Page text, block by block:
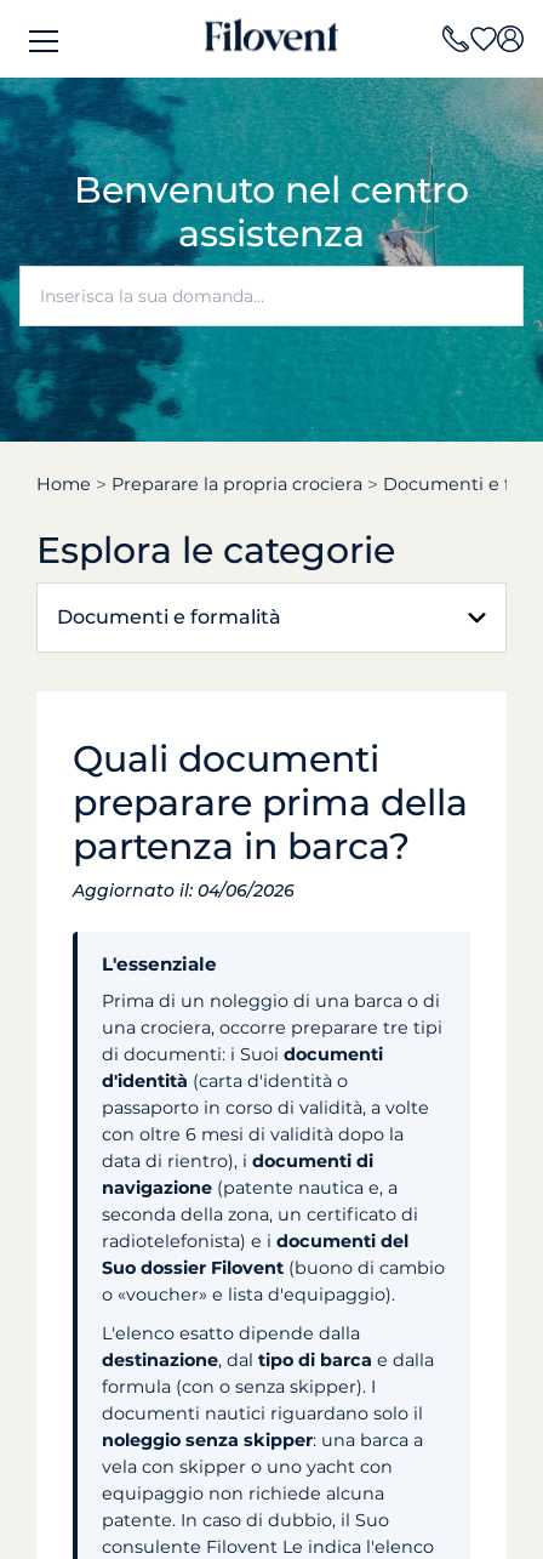
Benvenuto nel centro
assistenza
Home Preparare la propria crociera Documenti e
Esplora le categorie
Documenti e formalità
Quali documenti
preparare prima della
partenza in barca?
Aggiornato il: 04/06/2026
L'essenziale
Prima di un noleggio di una barca o di
una crociera, occorre preparare tre tipi
di documenti: i Suoi documenti
d'identità (carta d'identità o
passaporto in corso di validità, a volte
con oltre 6 mesi di validità dopo la
data di rientro), i documenti di
navigazione (patente nautica e, a
seconda della zona, un certificato di
radiotelefonista) e i documenti del
Suo dossier Filovent (buono di cambio
o «voucher» e lista d'equipaggio).
L'elenco esatto dipende dalla
destinazione, dal tipo di barca e dalla
formula (con o senza skipper). I
documenti nautici riguardano solo il
noleggio senza skipper: una barca a
vela con skipper o uno yacht con
equipaggio non richiede alcuna
patente. In caso di dubbio, il Suo
consulente Filovent Le indica l'elenco